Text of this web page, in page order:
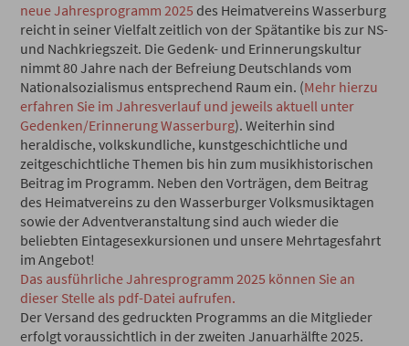
neue Jahresprogramm 2025 des Heimatvereins Wasserburg
reicht in seiner Vielfalt zeitlich von der Spätantike bis zur NS-
und Nachkriegszeit. Die Gedenk- und Erinnerungskultur
nimmt 80 Jahre nach der Befreiung Deutschlands vom
Nationalsozialismus entsprechend Raum ein. (Mehr hierzu
erfahren Sie im Jahresverlauf und jeweils aktuell unter
Gedenken/Erinnerung Wasserburg). Weiterhin sind
heraldische, volkskundliche, kunstgeschichtliche und
zeitgeschichtliche Themen bis hin zum musikhistorischen
Beitrag im Programm. Neben den Vorträgen, dem Beitrag
des Heimatvereins zu den Wasserburger Volksmusiktagen
sowie der Adventveranstaltung sind auch wieder die
beliebten Eintagesexkursionen und unsere Mehrtagesfahrt
im Angebot!
Das ausführliche Jahresprogramm 2025 können Sie an
dieser Stelle als pdf-Datei aufrufen.
Der Versand des gedruckten Programms an die Mitglieder
erfolgt voraussichtlich in der zweiten Januarhälfte 2025.